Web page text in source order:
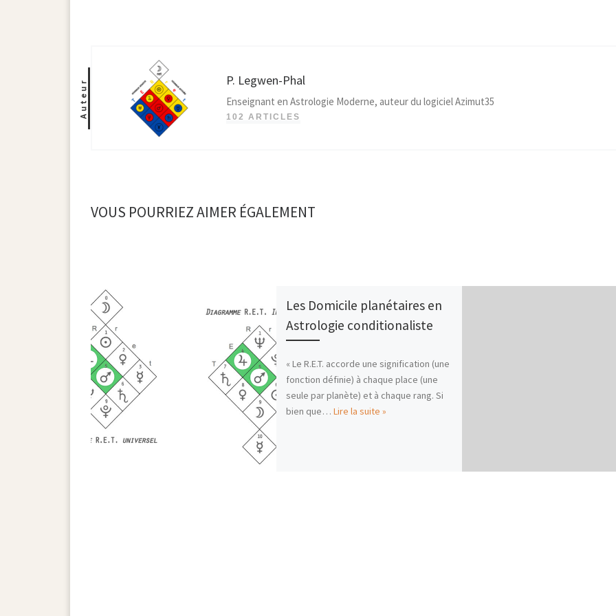
Auteur P. Legwen-Phal
Enseignant en Astrologie Moderne, auteur du logiciel Azimut35
102 ARTICLES
VOUS POURRIEZ AIMER ÉGALEMENT
Les Domicile planétaires en
Astrologie conditionaliste
« Le R.E.T. accorde une signification (une
fonction définie) à chaque place (une
seule par planète) et à chaque rang. Si
bien que…Lire la suite »